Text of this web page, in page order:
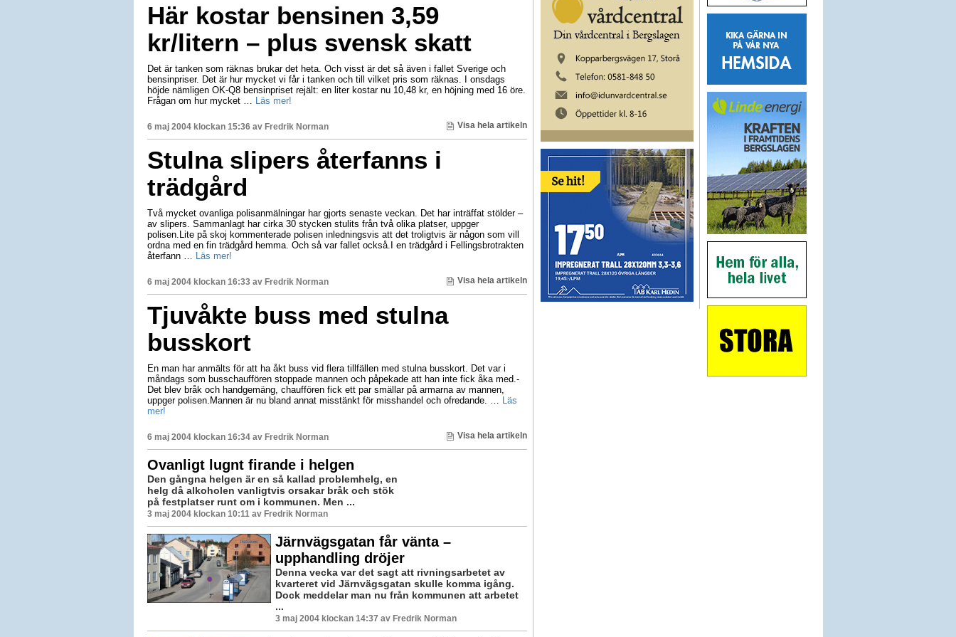
Här kostar bensinen 3,59
kr/litern – plus svensk skatt
Det är tanken som räknas brukar det heta. Och visst är det så även i fallet Sverige och
bensinpriser. Det är hur mycket vi får i tanken och till vilket pris som räknas. I onsdags
höjde nämligen OK-Q8 bensinpriset rejält: en liter kostar nu 10,48 kr, en höjning med 16 öre.
Frågan om hur mycket …
Läs mer!
6 maj 2004 klockan 15:36 av Fredrik Norman Visa hela artikeln
Stulna slipers återfanns i
trädgård
Två mycket ovanliga polisanmälningar har gjorts senaste veckan. Det har inträffat stölder –
av slipers. Sammanlagt har cirka 30 stycken stulits från två olika platser, uppger
polisen.Lite på skoj kommenterade polisen inledningsvis att det troligtvis är någon som vill
ordna med en fin trädgård hemma. Och så var fallet också.I en trädgård i Fellingsbrotrakten
återfann …
Läs mer!
6 maj 2004 klockan 16:33 av Fredrik Norman Visa hela artikeln
Tjuvåkte buss med stulna
busskort
En man har anmälts för att ha åkt buss vid flera tillfällen med stulna busskort. Det var i
måndags som busschauffören stoppade mannen och påpekade att han inte fick åka med.-
Det blev bråk och handgemäng, chauffören fick ett par smällar på armarna av mannen,
uppger polisen.Mannen är nu bland annat misstänkt för misshandel och ofredande. …
Läs
mer!
6 maj 2004 klockan 16:34 av Fredrik Norman Visa hela artikeln
Ovanligt lugnt firande i helgen
Den gångna helgen är en så kallad problemhelg, en
helg då alkoholen vanligtvis orsakar bråk och stök
på festplatser runt om i kommunen. Men ...
3 maj 2004 klockan 10:11 av Fredrik Norman
Järnvägsgatan får vänta –
upphandling dröjer
Denna vecka var det sagt att rivningsarbetet av
kvarteret vid Järnvägsgatan skulle komma igång.
Dock meddelar man nu från kommunen att arbetet
...
3 maj 2004 klockan 14:37 av Fredrik Norman